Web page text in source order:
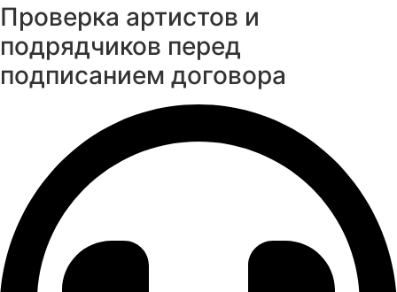
Проверка артистов и
подрядчиков перед
подписанием договора